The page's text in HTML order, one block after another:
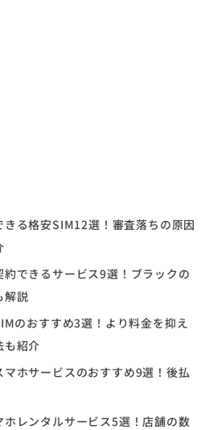
る格安SIM12選！審査落ちの原因
できるサービス9選！ブラックの
解説
のおすすめ3選！より料金を抑え
も紹介
ホサービスのおすすめ9選！後払
レンタルサービス5選！店舗の数